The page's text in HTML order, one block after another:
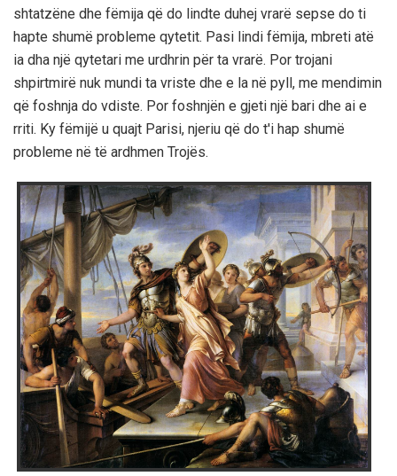
shtatzëne dhe fëmija që do lindte duhej vrarë sepse do ti
hapte shumë probleme qytetit. Pasi lindi fëmija, mbreti atë
ia dha një qytetari me urdhrin për ta vrarë. Por trojani
shpirtmirë nuk mundi ta vriste dhe e la në pyll, me mendimin
që foshnja do vdiste. Por foshnjën e gjeti një bari dhe ai e
rriti. Ky fëmijë u quajt Parisi, njeriu që do t'i hap shumë
probleme në të ardhmen Trojës.